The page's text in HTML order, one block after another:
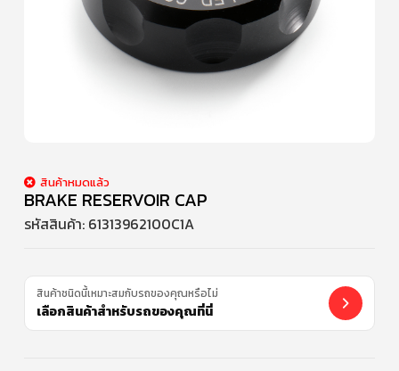
สินค้าหมดแล้ว
BRAKE RESERVOIR CAP
รหัสสินค้า: 61313962100C1A
สินค้าชนิดนี้เหมาะสมกับรถของคุณหรือไม่
เลือกสินค้าสำหรับรถของคุณที่นี่